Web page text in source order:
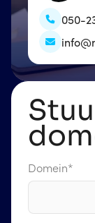
050-
Domein*